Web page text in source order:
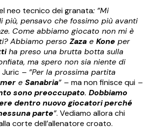
neo tecnico dei granata: ”Mi
più, pensavo che fossimo più avanti
Come abbiamo giocato non mi è
Abbiamo perso Zaza e Kone per
ha preso una brutta botta sulla
ma spero non sia niente di
– ”Per la prossima partita
e Sanabria” – ma non finisce qui –
sono preoccupato. Dobbiamo
dentro nuovo giocatori perché
parte”. Vediamo allora chi
corte dell’allenatore croato.